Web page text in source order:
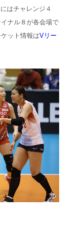
はチャレンジ４
ナル８が各会場で
ット情報はVリー